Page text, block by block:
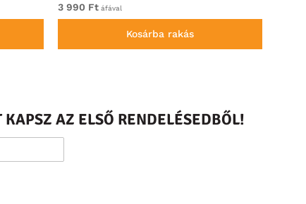
3 990 Ft áfával
Kosárba rakás
AZ ELSŐ RENDELÉSEDBŐL!